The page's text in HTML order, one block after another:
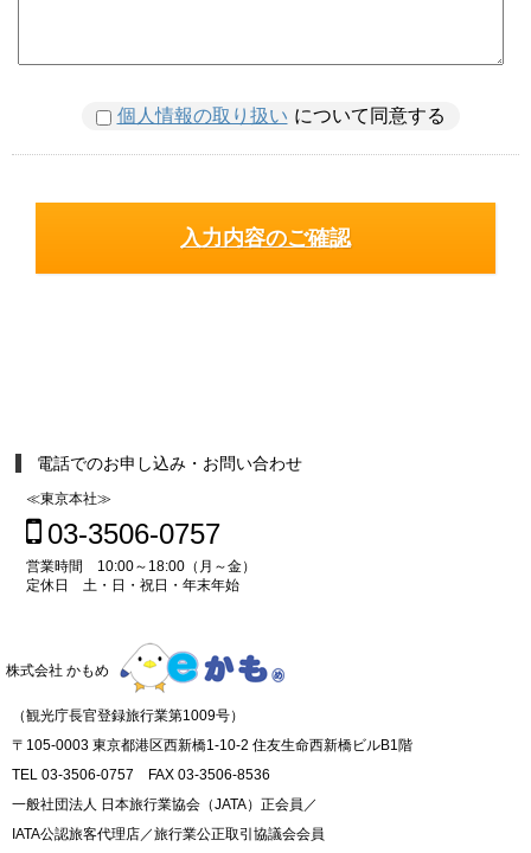
個人情報の取り扱い について同意する
電話でのお申し込み・お問い合わせ
≪東京本社≫
03-3506-0757
営業時間 10:00～18:00（月～金）
定休日 土・日・祝日・年末年始
株式会社 かもめ
（観光庁長官登録旅行業第1009号）
〒105-0003 東京都港区西新橋1-10-2 住友生命西新橋ビルB1階
TEL 03-3506-0757 FAX 03-3506-8536
一般社団法人 日本旅行業協会（JATA）正会員／
IATA公認旅客代理店／旅行業公正取引協議会会員